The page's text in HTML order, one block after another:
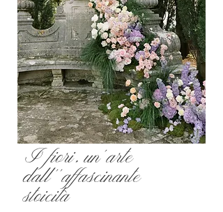
I fiori, un'arte
dall''affascinante
stoicità